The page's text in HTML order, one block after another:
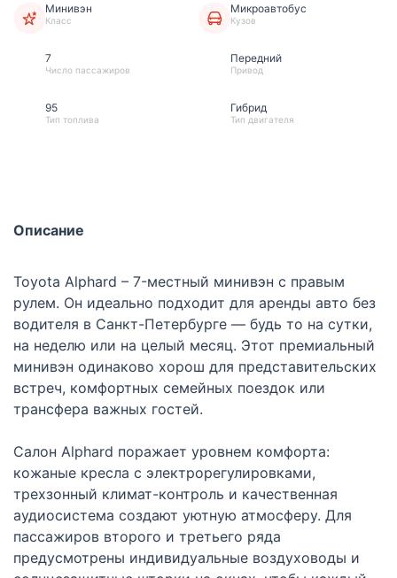
Минивэн
Класс
Микроавтобус
Кузов
7
Число пассажиров
95
Тип топлива
Передний
Привод
Гибрид
Тип двигателя
Описание
Toyota Alphard – 7-местный минивэн с правым
рулем. Он идеально подходит для аренды авто без
водителя в Санкт-Петербурге — будь то на сутки,
на неделю или на целый месяц. Этот премиальный
минивэн одинаково хорош для представительских
встреч, комфортных семейных поездок или
трансфера важных гостей.
Салон Alphard поражает уровнем комфорта:
кожаные кресла с электрорегулировками,
трехзонный климат-контроль и качественная
аудиосистема создают уютную атмосферу. Для
пассажиров второго и третьего ряда
предусмотрены индивидуальные воздуховоды и